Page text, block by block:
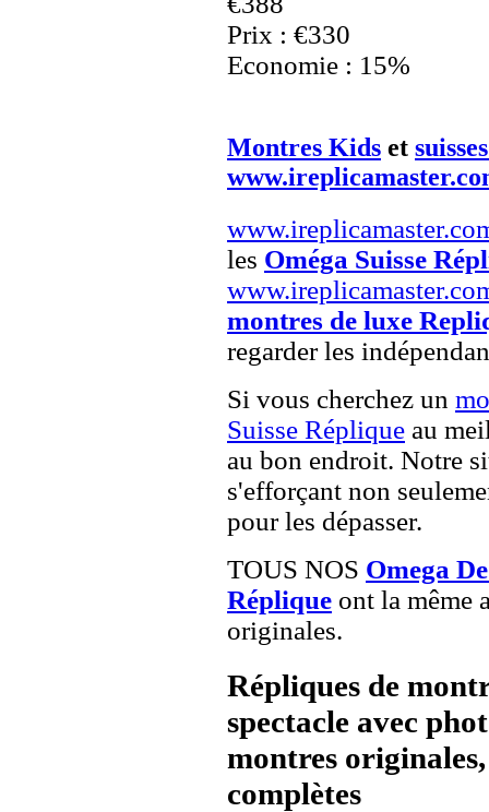
Prix : €330
Economie : 15%
Montres Kids et
les Oméga Suisse
montres de luxe
regarder les
Si vous cherchez un
Suisse Réplique au
au bon endroit. Notre
s'efforçant non
pour les dépasser.
TOUS NOS Omega
Réplique ont la même
originales.
Répliques de
spectacle avec
montres
complètes